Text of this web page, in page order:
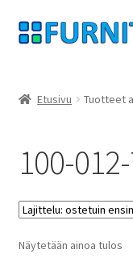
Siirry
navigointiin
Siirry
sisältöön
yksityisyyttä
peruuttamisoikeus
Ottaa yhteyttä
Etusivu Tuotteet
100-
Näytetään ainoa tulos